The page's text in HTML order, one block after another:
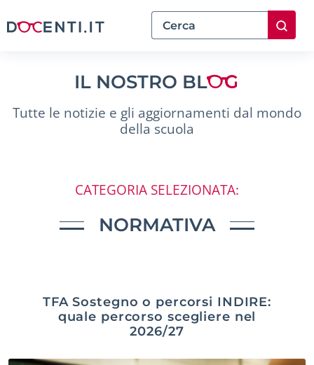
IL NOSTRO BL
Tutte le notizie e gli aggiornamenti dal mondo
della scuola
CATEGORIA SELEZIONATA:
NORMATIVA
TFA Sostegno o percorsi INDIRE:
quale percorso scegliere nel
2026/27